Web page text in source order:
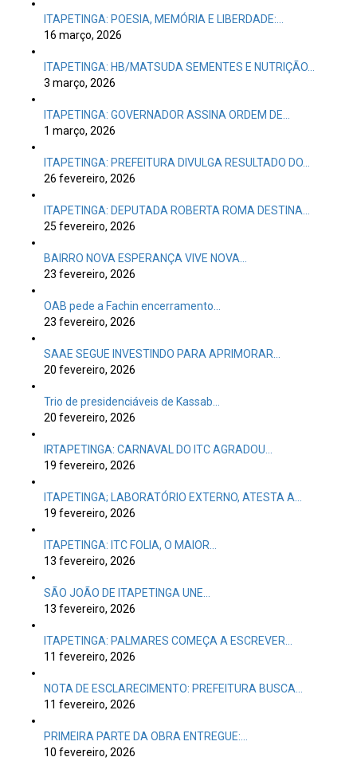
ITAPETINGA: POESIA, MEMÓRIA E LIBERDADE:…
16 março, 2026
ITAPETINGA: HB/MATSUDA SEMENTES E NUTRIÇÃO…
3 março, 2026
ITAPETINGA: GOVERNADOR ASSINA ORDEM DE…
1 março, 2026
ITAPETINGA: PREFEITURA DIVULGA RESULTADO DO…
26 fevereiro, 2026
ITAPETINGA: DEPUTADA ROBERTA ROMA DESTINA…
25 fevereiro, 2026
BAIRRO NOVA ESPERANÇA VIVE NOVA…
23 fevereiro, 2026
OAB pede a Fachin encerramento…
23 fevereiro, 2026
SAAE SEGUE INVESTINDO PARA APRIMORAR…
20 fevereiro, 2026
Trio de presidenciáveis de Kassab…
20 fevereiro, 2026
IRTAPETINGA: CARNAVAL DO ITC AGRADOU…
19 fevereiro, 2026
ITAPETINGA; LABORATÓRIO EXTERNO, ATESTA A…
19 fevereiro, 2026
ITAPETINGA: ITC FOLIA, O MAIOR…
13 fevereiro, 2026
SÃO JOÃO DE ITAPETINGA UNE…
13 fevereiro, 2026
ITAPETINGA: PALMARES COMEÇA A ESCREVER…
11 fevereiro, 2026
NOTA DE ESCLARECIMENTO: PREFEITURA BUSCA…
11 fevereiro, 2026
PRIMEIRA PARTE DA OBRA ENTREGUE:…
10 fevereiro, 2026